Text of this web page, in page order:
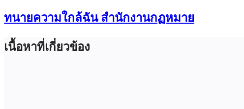
ทนายความใกล้ฉัน สำนักงานกฏหมาย
เนื้อหาที่เกี่ยวข้อง